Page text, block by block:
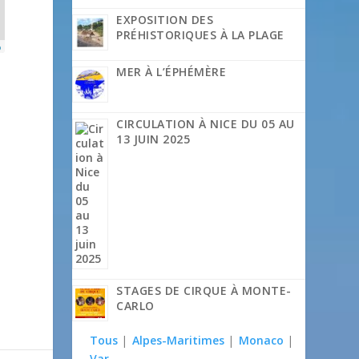
EXPOSITION DES
PRÉHISTORIQUES À LA PLAGE
MER À L’ÉPHÉMÈRE
CIRCULATION À NICE DU 05 AU
13 JUIN 2025
STAGES DE CIRQUE À MONTE-
CARLO
Tous | Alpes-Maritimes | Monaco |